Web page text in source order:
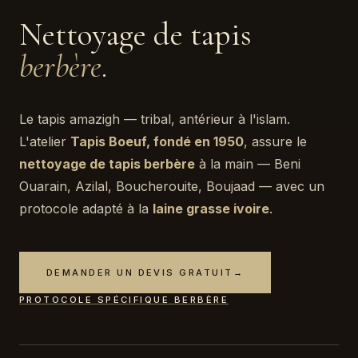
Nettoyage de tapis
berbère.
Le tapis amazigh — tribal, antérieur à l'islam.
L'atelier Tapis Boeuf, fondé en 1950, assure le
nettoyage de tapis berbère à la main — Beni
Ouarain, Azilal, Boucherouite, Boujaad — avec un
protocole adapté à la laine grasse ivoire.
DEMANDER UN DEVIS GRATUIT →
PROTOCOLE SPÉCIFIQUE BERBÈRE